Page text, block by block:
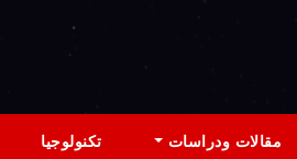
مقالات ودراسات تكنولوجيا